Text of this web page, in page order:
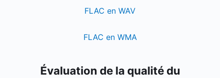
FLAC en WAV
FLAC en WMA
Évaluation de la qualité du